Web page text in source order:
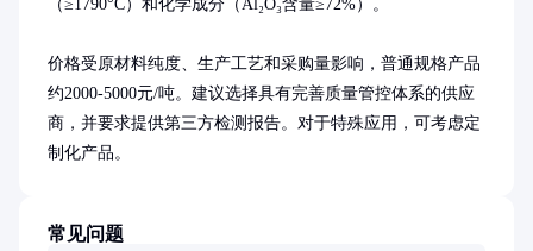
（≥1790°C）和化学成分（Al₂O₃含量≥72%）。
价格受原材料纯度、生产工艺和采购量影响，普通规格产品
约2000-5000元/吨。建议选择具有完善质量管控体系的供应
商，并要求提供第三方检测报告。对于特殊应用，可考虑定
制化产品。
常见问题